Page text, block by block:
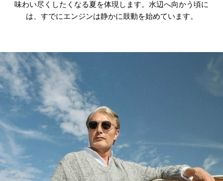
味わい尽くしたくなる夏を体現します。水辺へ向かう頃に
は、すでにエンジンは静かに鼓動を始めています。